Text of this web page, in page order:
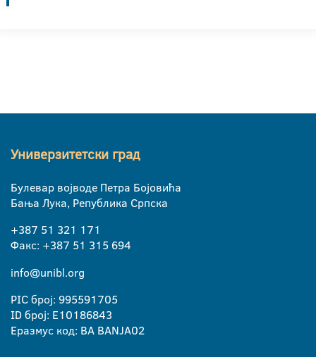
Универзитетски град
Булевар војводе Петра Бојовића
Бања Лука, Република Српска
+387 51 321 171
Факс: +387 51 315 694
info@unibl.org
PIC број: 995591705
ID број: E10186843
Еразмус код: BA BANJA02